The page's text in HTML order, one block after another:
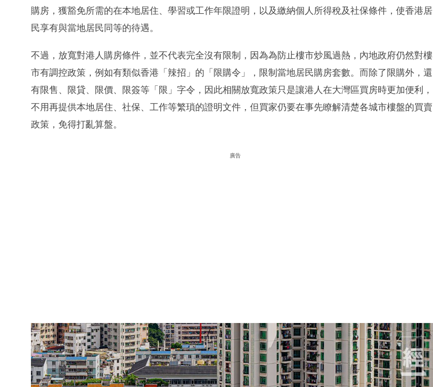
購房，獲豁免所需的在本地居住、學習或工作年限證明，以及繳納個人所得稅及社保條件，使香港居
民享有與當地居民同等的待遇。
不過，放寬對港人購房條件，並不代表完全沒有限制，因為為防止樓市炒風過熱，內地政府仍然對樓
市有調控政策，例如有類似香港「辣招」的「限購令」，限制當地居民購房套數。而除了限購外，還
有限售、限貸、限價、限簽等「限」字令，因此相關放寬政策只是讓港人在大灣區買房時更加便利，
不用再提供本地居住、社保、工作等繁瑣的證明文件，但買家仍要在事先瞭解清楚各城市樓盤的買賣
政策，免得打亂算盤。
廣告